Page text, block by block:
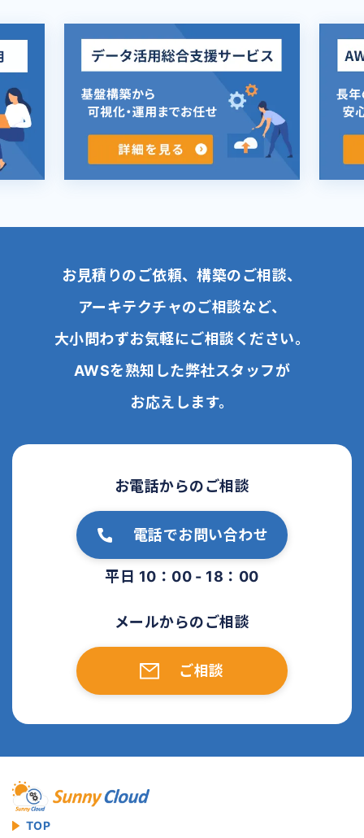
お見積りのご依頼、構築のご相談、
アーキテクチャのご相談など、
大小問わずお気軽にご相談ください。
AWSを熟知した弊社スタッフが
お応えします。
お電話からのご相談
電話でお問い合わせ
平日 10：00 - 18：00
メールからのご相談
ご相談
TOP